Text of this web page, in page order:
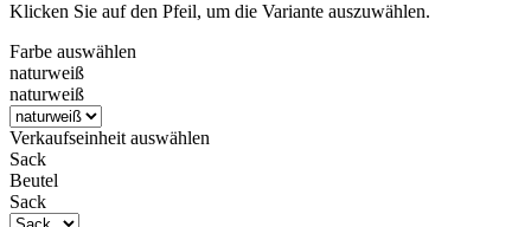
Klicken Sie auf den Pfeil, um die Variante auszuwählen.
Farbe auswählen
naturweiß
naturweiß
Verkaufseinheit auswählen
Sack
Beutel
Sack